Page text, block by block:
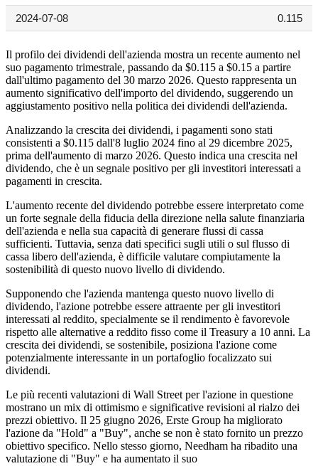
2024-07-08 0.115
Il profilo dei dividendi dell'azienda mostra un recente aumento nel
suo pagamento trimestrale, passando da $0.115 a $0.15 a partire
dall'ultimo pagamento del 30 marzo 2026. Questo rappresenta un
aumento significativo dell'importo del dividendo, suggerendo un
aggiustamento positivo nella politica dei dividendi dell'azienda.
Analizzando la crescita dei dividendi, i pagamenti sono stati
consistenti a $0.115 dall'8 luglio 2024 fino al 29 dicembre 2025,
prima dell'aumento di marzo 2026. Questo indica una crescita nel
dividendo, che è un segnale positivo per gli investitori interessati a
pagamenti in crescita.
L'aumento recente del dividendo potrebbe essere interpretato come
un forte segnale della fiducia della direzione nella salute finanziaria
dell'azienda e nella sua capacità di generare flussi di cassa
sufficienti. Tuttavia, senza dati specifici sugli utili o sul flusso di
cassa libero dell'azienda, è difficile valutare compiutamente la
sostenibilità di questo nuovo livello di dividendo.
Supponendo che l'azienda mantenga questo nuovo livello di
dividendo, l'azione potrebbe essere attraente per gli investitori
interessati al reddito, specialmente se il rendimento è favorevole
rispetto alle alternative a reddito fisso come il Treasury a 10 anni. La
crescita dei dividendi, se sostenibile, posiziona l'azione come
potenzialmente interessante in un portafoglio focalizzato sui
dividendi.
Le più recenti valutazioni di Wall Street per l'azione in questione
mostrano un mix di ottimismo e significative revisioni al rialzo dei
prezzi obiettivo. Il 25 giugno 2026, Erste Group ha migliorato
l'azione da "Hold" a "Buy", anche se non è stato fornito un prezzo
obiettivo specifico. Nello stesso giorno, Needham ha ribadito una
valutazione di "Buy" e ha aumentato il suo